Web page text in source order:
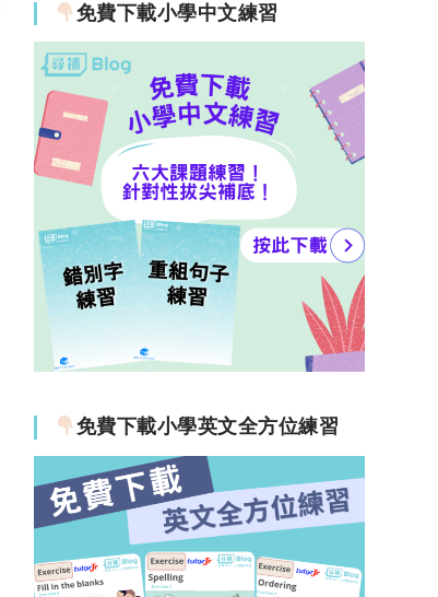
免費下載小學中文練習
免費下載小學英文全方位練習